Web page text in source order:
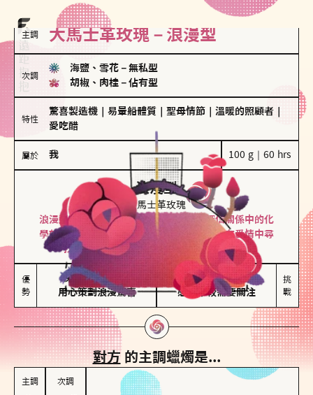
主調 大馬士革玫瑰－浪漫型
次調
海鹽、雪花 － 無私型
胡椒、肉桂 － 佔有型
特性
驚喜製造機 易暈船體質 聖母情節 溫暖的照顧者
愛吃醋
屬於 我 100 g｜60 hrs
浪漫型
大馬士革玫瑰
浪漫型的人以激情與性吸引力為基礎，深信關係中的化
學效應，認為每次相遇都是命中註定。傾向在愛情中尋
找火花，經常表達對另一半的愛意和讚美。
優
勢
保持戀愛新鮮感
用心策劃浪漫驚喜
情緒起伏較大
感情中較需要關注
挑
戰
對方的主調蠟燭是...
主調 次調